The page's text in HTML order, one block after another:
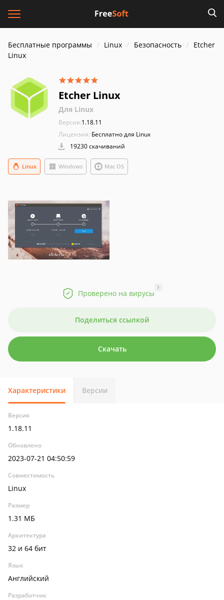
Бесплатные программы Linux Безопасность
Etcher
Linux
Etcher Linux
Для Linux
Версия:1.18.11
Лицензия: Бесплатно для Linux
19230 скачиваний
Windows Mac OS
Linux
Проверено на вирусы
?
Поделиться ссылкой
Скачать
Характеристики Версии
Версия
1.18.11
Обновлено
2023-07-21 04:50:59
Совместимость
Linux
Размер
1.31 МБ
Архитектура
32 и 64 бит
Язык
Английский
Разработчик